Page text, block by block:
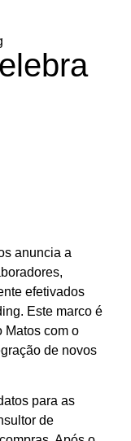
anuncia a
efetivados
Este marco é
Matos com o
de novos
para as
de